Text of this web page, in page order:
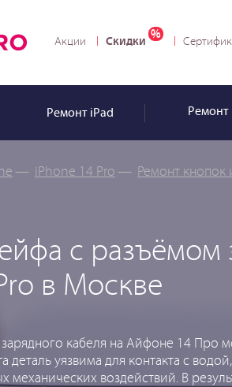
Акции Скидки
РемонтiPad Ремонт
— iPhone 14 Pro — Ремонт кнопок
с разъёмом
в Москве
кабеля на Айфоне 14 Про
деталь уязвима для контакта с
механических воздействий. В